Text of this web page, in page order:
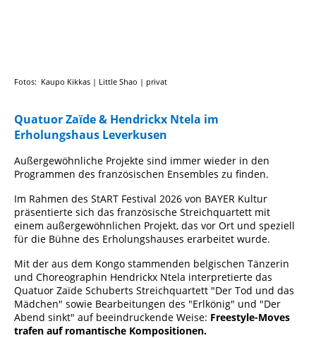
Fotos: Kaupo Kikkas | Little Shao | privat
Quatuor Zaïde & Hendrickx Ntela im
Erholungshaus Leverkusen
Außergewöhnliche Projekte sind immer wieder in den
Programmen des französischen Ensembles zu finden.
Im Rahmen des StART Festival 2026 von BAYER Kultur
präsentierte sich das französische Streichquartett mit
einem außergewöhnlichen Projekt, das vor Ort und speziell
für die Bühne des Erholungshauses erarbeitet wurde.
Mit der aus dem Kongo stammenden belgischen Tänzerin
und Choreographin Hendrickx Ntela interpretierte das
Quatuor Zaïde Schuberts Streichquartett "Der Tod und das
Mädchen" sowie Bearbeitungen des "Erlkönig" und "Der
Abend sinkt" auf beeindruckende Weise: Freestyle-Moves
trafen auf romantische Kompositionen.